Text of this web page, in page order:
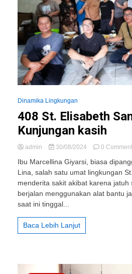
Dinamika Lingkungan
408 St. Elisabeth
Kunjungan kasih
admin 30/08/2024 0 Comment
Ibu Marcellina Giyarsi, biasa
Lina, salah satu umat lingkungan
menderita sakit akibat karena jatuh
berjalan menggunakan alat bantu
saat ini tinggal...
Baca Lebih Lanjut